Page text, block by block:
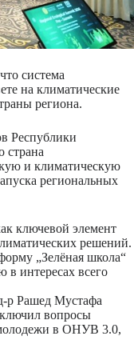
система
на климатические
региона.
Республики
страна
и климатическую
региональных
ключевой элемент
решений.
„Зелёная школа“
в интересах всего
р Рашед Мустафа
вопросы
молодежи в ОНУВ 3.0,